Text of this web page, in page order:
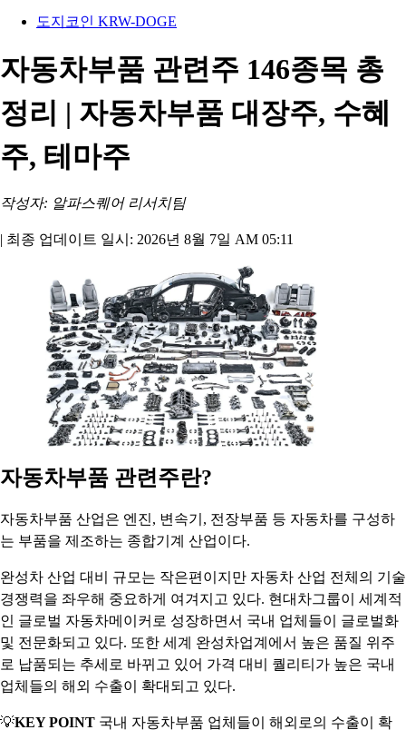
도지코인 KRW-DOGE
자동차부품 관련주 146종목 총
정리 | 자동차부품 대장주, 수혜
주, 테마주
작성자: 알파스퀘어 리서치팀
| 최종 업데이트 일시: 2026년 8월 7일 AM 05:11
자동차부품 관련주란?
자동차부품 산업은 엔진, 변속기, 전장부품 등 자동차를 구성하
는 부품을 제조하는 종합기계 산업이다.
완성차 산업 대비 규모는 작은편이지만 자동차 산업 전체의 기술
경쟁력을 좌우해 중요하게 여겨지고 있다. 현대차그룹이 세계적
인 글로벌 자동차메이커로 성장하면서 국내 업체들이 글로벌화
및 전문화되고 있다. 또한 세계 완성차업계에서 높은 품질 위주
로 납품되는 추세로 바뀌고 있어 가격 대비 퀄리티가 높은 국내
업체들의 해외 수출이 확대되고 있다.
💡KEY POINT 국내 자동차부품 업체들이 해외로의 수출이 확